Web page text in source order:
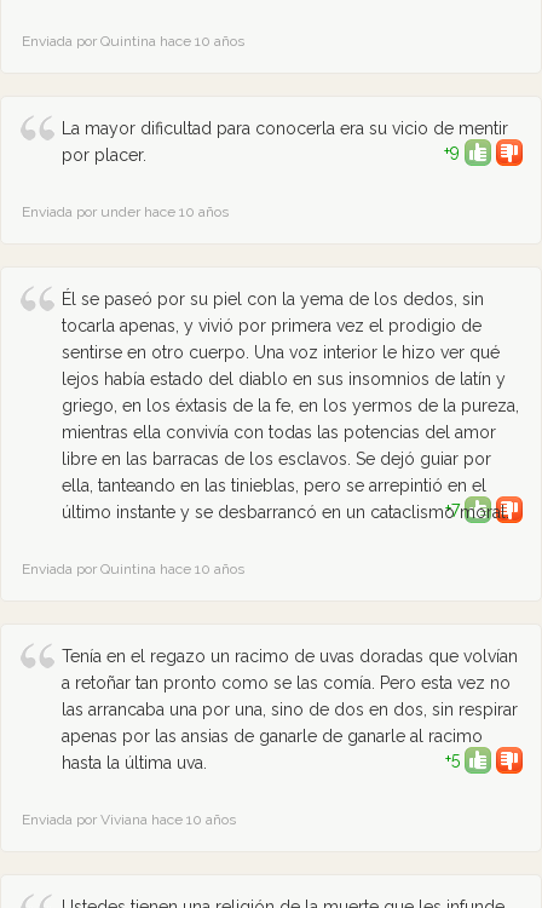
Enviada por Quintina hace 10 años
La mayor dificultad para conocerla era su vicio de mentir
por placer.
+9
Enviada por under hace 10 años
Él se paseó por su piel con la yema de los dedos, sin
tocarla apenas, y vivió por primera vez el prodigio de
sentirse en otro cuerpo. Una voz interior le hizo ver qué
lejos había estado del diablo en sus insomnios de latín y
griego, en los éxtasis de la fe, en los yermos de la pureza,
mientras ella convivía con todas las potencias del amor
libre en las barracas de los esclavos. Se dejó guiar por
ella, tanteando en las tinieblas, pero se arrepintió en el
último instante y se desbarrancó en un cataclismo moral.
+7
Enviada por Quintina hace 10 años
Tenía en el regazo un racimo de uvas doradas que volvían
a retoñar tan pronto como se las comía. Pero esta vez no
las arrancaba una por una, sino de dos en dos, sin respirar
apenas por las ansias de ganarle de ganarle al racimo
hasta la última uva.
+5
Enviada por Viviana hace 10 años